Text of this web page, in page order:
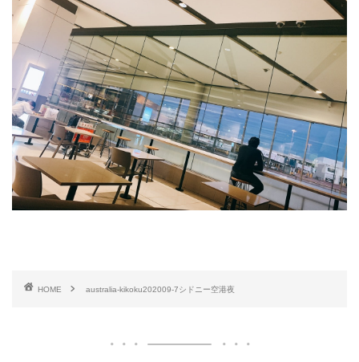
HOME australia-kikoku202009-7シドニー空港夜